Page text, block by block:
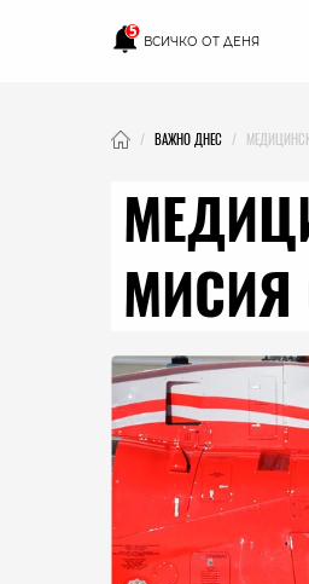
5
ВСИЧКО ОТ ДЕНЯ
ВАЖНО ДНЕС
МИСИЯ